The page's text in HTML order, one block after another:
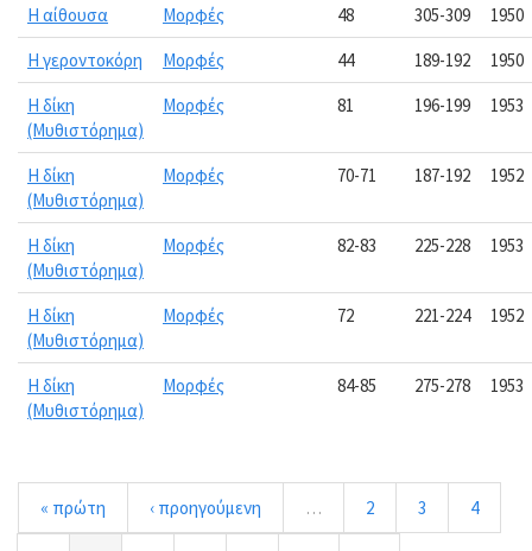
Η αίθουσα Μορφές 48 305-309
1950
Η γεροντοκόρη
Μορφές 44 189-192
1950
Η δίκη
(Μυθιστόρημα)
Μορφές 81 196-199 1953
Η δίκη
(Μυθιστόρημα)
Μορφές 70-71 187-192 1952
Η δίκη
(Μυθιστόρημα)
Μορφές 82-83 225-228 1953
Η δίκη
(Μυθιστόρημα)
Μορφές 72 221-224 1952
Η δίκη
(Μυθιστόρημα)
Μορφές 84-85 275-278 1953
« πρώτη ‹ προηγούμενη … 2 3 4